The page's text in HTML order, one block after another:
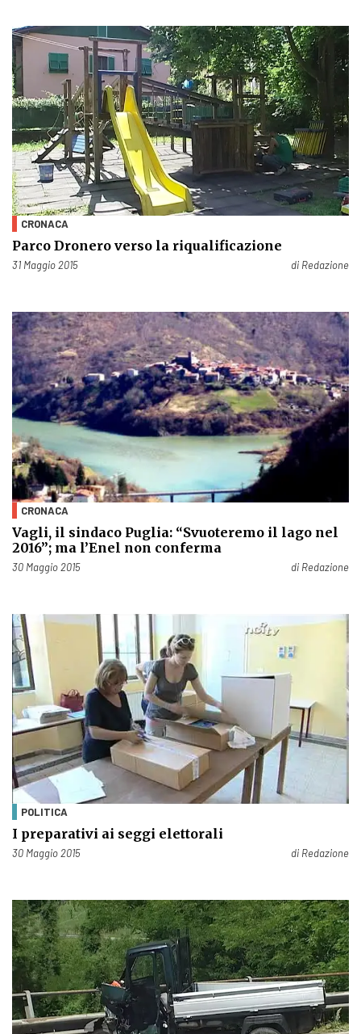
CRONACA
Parco Dronero verso la riqualificazione
Pubblicato il
31 Maggio 2015 di Redazione
CRONACA
Vagli, il sindaco Puglia: “Svuoteremo il lago nel
2016”; ma l’Enel non conferma
Pubblicato il
30 Maggio 2015 di Redazione
POLITICA
I preparativi ai seggi elettorali
Pubblicato il
30 Maggio 2015 di Redazione